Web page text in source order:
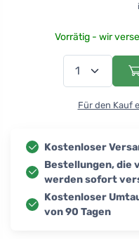
Vorrätig - wir
Für den Kauf
Kostenloser
Bestellungen, die
werden sofort
Kostenloser
von 90 Tagen